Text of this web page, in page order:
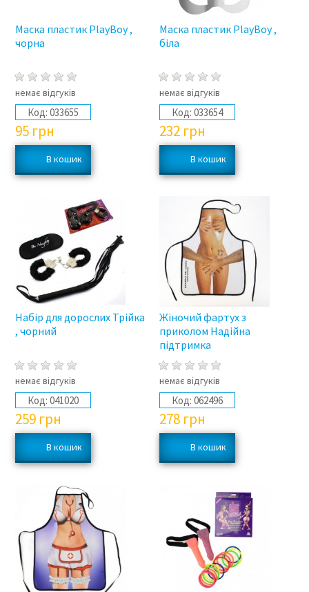
Маска пластик PlayBoy ,
чорна
немає відгуків
Код: 033655
95 грн
Маска пластик PlayBoy ,
біла
немає відгуків
Код: 033654
232 грн
Набір для дорослих Трійка
, чорний
немає відгуків
Код: 041020
259 грн
Жіночий фартух з
приколом Надійна
підтримка
немає відгуків
Код: 062496
278 грн